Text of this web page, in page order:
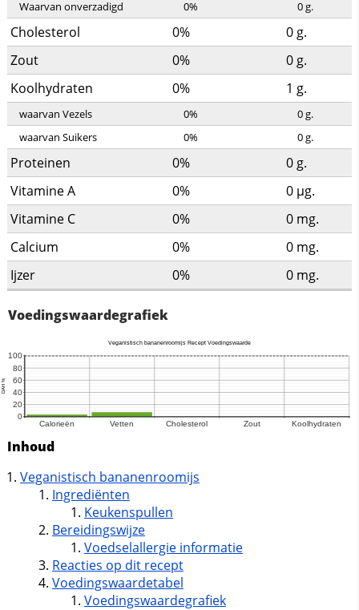
Waarvan onverzadigd 0% 0g.
Cholesterol 0% 0g.
Zout
0% 0g.
Koolhydraten
0% 1 g.
waarvan Vezels 0% 0g.
waarvan Suikers
0% 0g.
Proteinen 0% 0g.
Vitamine A
0% 0 µg.
Vitamine C
0% 0 mg.
Calcium
0% 0 mg.
Ijzer
0% 0 mg.
Voedingswaardegrafiek
Inhoud
Veganistisch bananenroomijs
Ingrediënten
Keukenspullen
Bereidingswijze
Voedselallergie informatie
Reacties op dit recept
Voedingswaardetabel
Voedingswaardegrafiek